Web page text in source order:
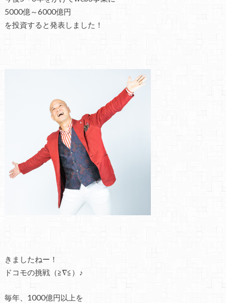
5000億～6000億円
を投資すると発表しました！
きましたねー！
ドコモの挑戦（≧∇≦）♪
毎年、1000億円以上を